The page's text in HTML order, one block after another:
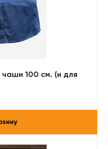
100 см. (и для